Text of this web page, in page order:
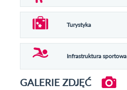
Turystyka
Infrastruktura sportowa
GALERIE ZDJĘĆ